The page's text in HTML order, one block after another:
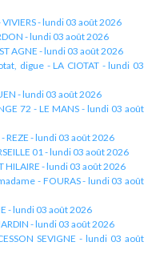
- lundi 03 août 2026
- lundi 03 août 2026
AGNE - lundi 03 août 2026
digue - LA CIOTAT - lundi 03
- lundi 03 août 2026
72 - LE MANS - lundi 03 août
REZE - lundi 03 août 2026
01 - lundi 03 août 2026
HILAIRE - lundi 03 août 2026
- FOURAS - lundi 03 août
- lundi 03 août 2026
- lundi 03 août 2026
SEVIGNE - lundi 03 août